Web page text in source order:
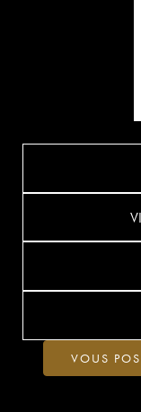
VOUS